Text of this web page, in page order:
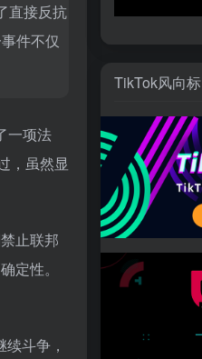
直接反抗
件不仅
一项法
，虽然显
止联邦
定性。
斗争，
TikTok风向标